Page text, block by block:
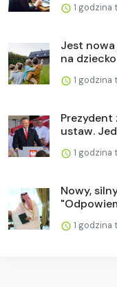
1 godzina
Jest
na dziecko
1 godzina
Prezydent
ustaw.
1 godzina
Nowy,
1 godzina